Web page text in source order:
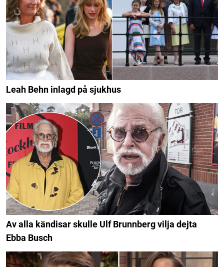
Leah Behn inlagd på sjukhus
Av alla kändisar skulle Ulf Brunnberg vilja dejta
Ebba Busch